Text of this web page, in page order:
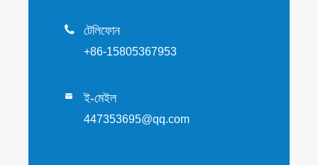
 টেলিফোন
+86-15805367953
 ই-মেইল
447353695@qq.com